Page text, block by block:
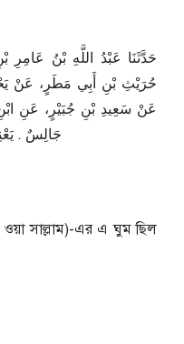
حَدَّثَنَا عَبْدُ اللَّهِ بْنُ عَامِرِ
حُرَيْثِ بْنِ أَبِي مَطَرٍ، عَنْ
عَنْ سَعِيدِ بْنِ جُبَيْرٍ، عَنِ
جَالِسٌ ‏.‏
ওয়া সাল্লাম)-এর এ ঘুম ছিল